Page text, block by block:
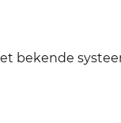
bekende